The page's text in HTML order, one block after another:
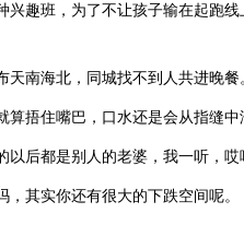
兴趣班，为了不让孩子输在起跑
南海北，同城找不到人共进晚餐
捂住嘴巴，口水还是会从指缝中
后都是别人的老婆，我一听，哎
其实你还有很大的下跌空间呢。